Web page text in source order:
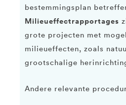
bestemmingsplan
Milieueffectrapportages
grote projecten met
milieueffecten, zoals
grootschalige
Andere relevante